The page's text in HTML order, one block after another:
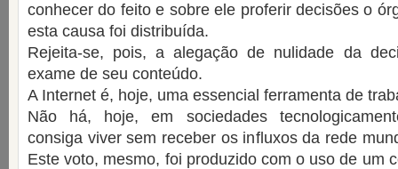
conhecer do feito e sobre ele proferir decisões o
esta causa foi distribuída.
Rejeita-se, pois, a alegação de nulidade da
exame de seu conteúdo.
A Internet é, hoje, uma essencial ferramenta de
Não há, hoje, em sociedades
consiga viver sem receber os influxos da rede
Este voto, mesmo, foi produzido com o uso de um